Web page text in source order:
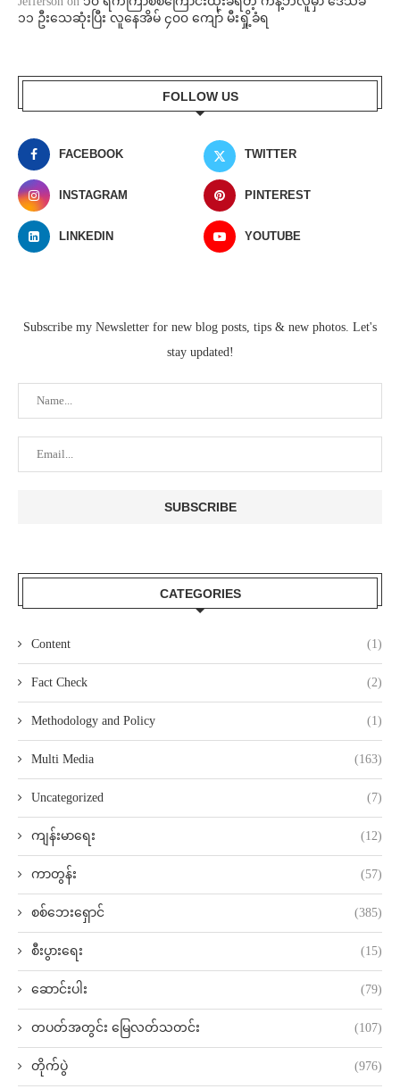
၁၁ ဦးသေဆုံးပြီး လူနေအိမ် ၄၀၀ ကျော် မီးရှို့ခံရ
FOLLOW US
FACEBOOK TWITTER
INSTAGRAM PINTEREST
LINKEDIN YOUTUBE
Subscribe my Newsletter for new blog posts, tips & new photos. Let's
stay updated!
CATEGORIES
Content (1)
Fact Check (2)
Methodology and Policy (1)
Multi Media (163)
Uncategorized (7)
ကျန်းမာရေး (12)
ကာတွန်း (57)
စစ်ဘေးရှောင် (385)
စီးပွားရေး (15)
ဆောင်းပါး (79)
တပတ်အတွင်း မြေလတ်သတင်း (107)
တိုက်ပွဲ (976)